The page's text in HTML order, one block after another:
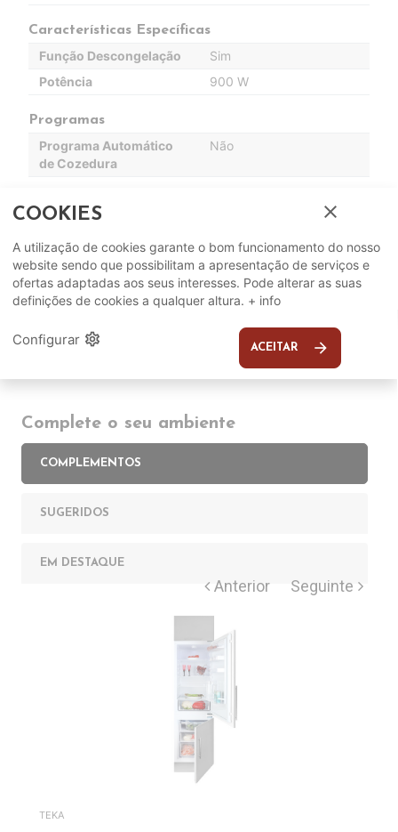
Características Específicas
Função Descongelação
Sim
Potência
900 W
Programas
Programa Automático
de Cozedura
Não
Grill
Sim
Complete o seu ambiente
COMPLEMENTOS
SUGERIDOS
EM DESTAQUE
TEKA
COOKIES close
A utilização de cookies garante o bom funcionamento do nosso
website sendo que possibilitam a apresentação de serviços e
ofertas adaptadas aos seus interesses. Pode alterar as suas
definições de cookies a qualquer altura. + info
Configurar settings ACEITAR arrow_forward